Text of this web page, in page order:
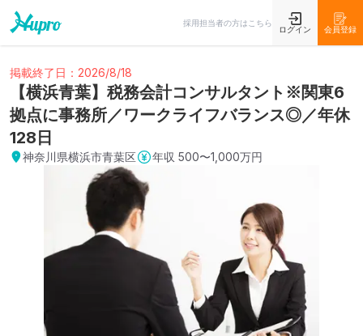
採用担当者の方はこちら
ログイン 会員登録
掲載終了日：2026/8/18
【横浜青葉】税務会計コンサルタント※関東6
拠点に事務所／ワークライフバランス◎／年休
128日
神奈川県横浜市青葉区 年収 500〜1,000万円